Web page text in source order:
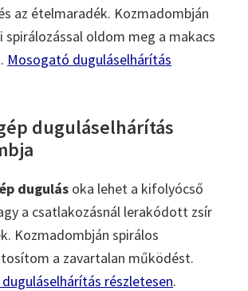
az ételmaradék. Kozmadombján
spirálozással oldom meg a makacs
Mosogató duguláselhárítás
duguláselhárítás
dugulás oka lehet a kifolyócső
a csatlakozásnál lerakódott zsír
Kozmadombján spirálos
a zavartalan működést.
részletesen.